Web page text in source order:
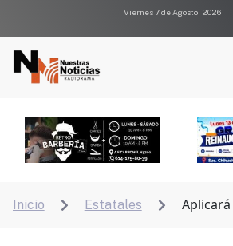
Viernes 7 de Agosto, 2026
Inicio  Estatales 
Aplicará